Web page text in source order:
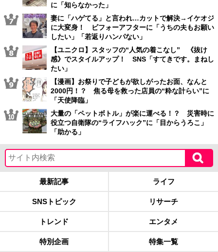
に「知らなかった」
妻に「ハゲてる」と言われ…カットで解決→イケオジ
に大変身！ ビフォーアフターに「うちの夫もお願い
したい」「若返りハンパない」
【ユニクロ】スタッフの“人気の着こなし” 《抜け
感》でスタイルアップ！ SNS「すてきです。まねし
たい」
【漫画】お祭りで子どもが欲しがったお面、なんと
2000円！？ 焦る母を救った店員の“粋な計らい”に
「天使降臨」
大量の「ペットボトル」が楽に運べる！？ 災害時に
役立つ自衛隊の“ライフハック”に「目からうろこ」
「助かる」
最新記事 ライフ
SNSトピック リサーチ
トレンド エンタメ
特別企画 特集一覧